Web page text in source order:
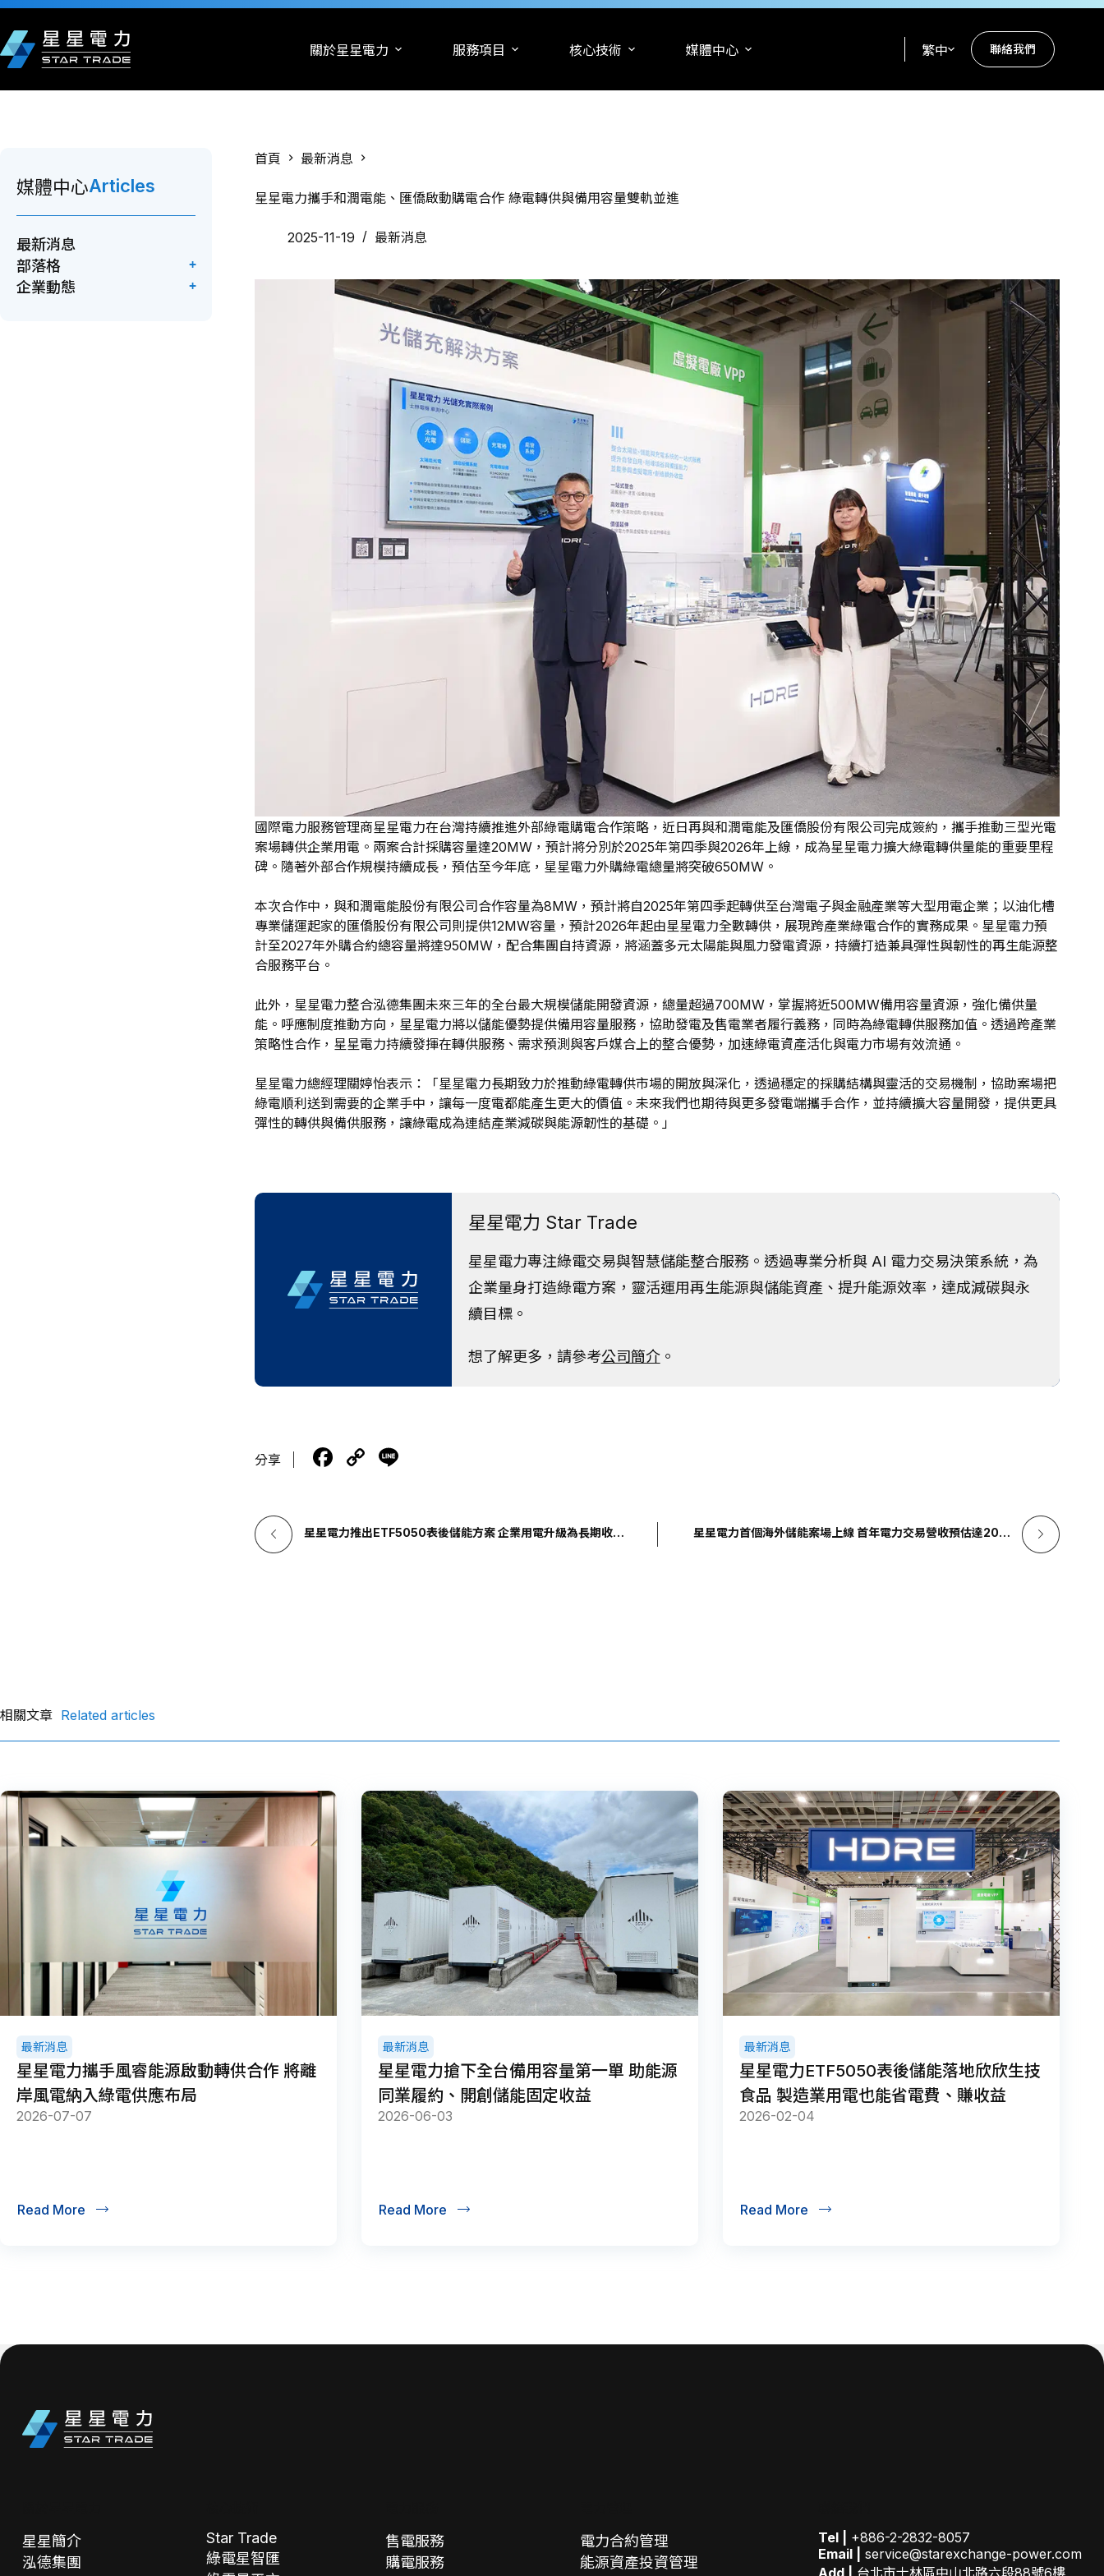
跳
至
主
要
內
關於星星電力 服務項目 核心技術 媒體中心 繁中 聯絡我們
首頁 最新消息
星星電力攜手和潤電能、匯僑啟動購電合作 綠電轉供與備用容量雙軌並進
2025-11-19 最新消息
國際電力服務管理商星星電力在台灣持續推進外部綠電購電合作策略，近日再與和潤電能及匯僑股份有限公司完成簽約，攜手推動三型光電
案場轉供企業用電。兩案合計採購容量達20MW，預計將分別於2025年第四季與2026年上線，成為星星電力擴大綠電轉供量能的重要里程
碑。隨著外部合作規模持續成長，預估至今年底，星星電力外購綠電總量將突破650MW。
本次合作中，與和潤電能股份有限公司合作容量為8MW，預計將自2025年第四季起轉供至台灣電子與金融產業等大型用電企業；以油化槽
專業儲運起家的匯僑股份有限公司則提供12MW容量，預計2026年起由星星電力全數轉供，展現跨產業綠電合作的實務成果。星星電力預
計至2027年外購合約總容量將達950MW，配合集團自持資源，將涵蓋多元太陽能與風力發電資源，持續打造兼具彈性與韌性的再生能源整
合服務平台。
此外，星星電力整合泓德集團未來三年的全台最大規模儲能開發資源，總量超過700MW，掌握將近500MW備用容量資源，強化備供量
能。呼應制度推動方向，星星電力將以儲能優勢提供備用容量服務，協助發電及售電業者履行義務，同時為綠電轉供服務加值。透過跨產業
策略性合作，星星電力持續發揮在轉供服務、需求預測與客戶媒合上的整合優勢，加速綠電資產活化與電力市場有效流通。
星星電力總經理關婷怡表示：「星星電力長期致力於推動綠電轉供市場的開放與深化，透過穩定的採購結構與靈活的交易機制，協助案場把
綠電順利送到需要的企業手中，讓每一度電都能產生更大的價值。未來我們也期待與更多發電端攜手合作，並持續擴大容量開發，提供更具
彈性的轉供與備供服務，讓綠電成為連結產業減碳與能源韌性的基礎。」
星星電力 Star Trade
星星電力專注綠電交易與智慧儲能整合服務。透過專業分析與 AI 電力交易決策系統，為
企業量身打造綠電方案，靈活運用再生能源與儲能資產、提升能源效率，達成減碳與永
續目標。
想了解更多，請參考公司簡介。
分享
F
e
C
y
星星電力推出ETF5050表後儲能方案 企業用電升級為長期收益
星星電力首個海外儲能案場上線 首年電力交易營收預估達20億
媒體中心Articles
最新消息
部落格
企業動態
相關文章 Related articles
最新消息
星星電力攜手風睿能源啟動轉供合作 將離
岸風電納入綠電供應布局
2026-07-07
Read More
最新消息
星星電力搶下全台備用容量第一單 助能源
同業履約、開創儲能固定收益
2026-06-03
Read More
最新消息
星星電力ETF5050表後儲能落地欣欣生技
食品 製造業用電也能省電費、賺收益
2026-02-04
Read More
星星簡介
泓德集團
Star Trade
綠電星智匯
售電服務
購電服務
電力合約管理
能源資產投資管理
Tel |
+886-2-2832-8057
Email |
service@starexchange-power.com
Add |
台北市士林區中山北路六段88號6樓